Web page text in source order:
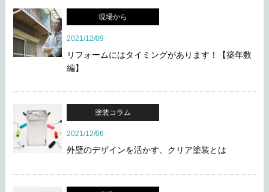
現場から
2021/12/09
リフォームにはタイミングがあります！【築年数
編】
塗装コラム
2021/12/06
外壁のデザインを活かす、クリア塗装とは